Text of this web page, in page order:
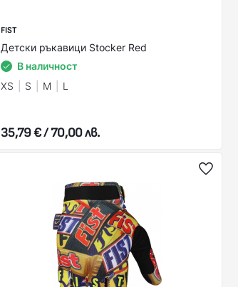
FIST
Детски ръкавици Stocker Red
В наличност
XS
S M L
35,79 € / 70,00 лв.